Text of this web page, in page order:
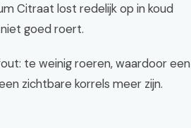
Citraat lost redelijk op in koud
goed roert.
te weinig roeren, waardoor een
zichtbare korrels meer zijn.